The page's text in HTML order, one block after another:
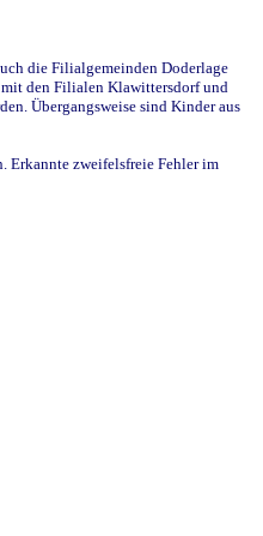
die Filialgemeinden Doderlage
den Filialen Klawittersdorf und
Übergangsweise sind Kinder aus
Erkannte zweifelsfreie Fehler im